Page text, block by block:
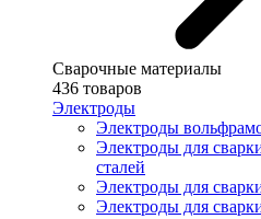
Сварочные материалы
436 товаров
Электроды
Электроды
Электроды для
сталей
Электроды для
Электроды для